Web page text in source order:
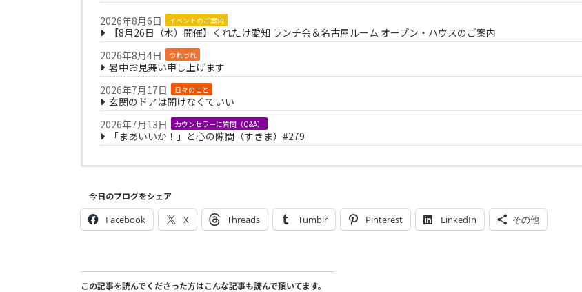
2026年8月6日 イベントのご案内
【8月26日（水）開催】くれたけ愛知 ランチ会＆名古屋ルーム オープン・ハウスのご案内
2026年8月4日
つれづれ
暑中お見舞い申し上げます
2026年7月17日
日々のこと
玄関のドアは開けなくていい
2026年7月13日
カウンセラーに質問（Q&A）
「まあいいか！」と心の隙間（すきま）#279
今日のブログをシェア
Facebook X Threads Tumblr Pinterest LinkedIn その他
この記事を読んでくださった方はこんな記事も読んで頂いてます。